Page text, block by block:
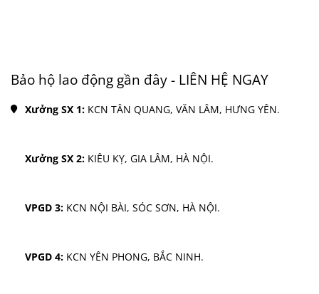
Bảo hộ lao động gần đây - LIÊN HỆ NGAY
Xưởng SX 1: KCN TÂN QUANG, VĂN LÂM, HƯNG YÊN.
Xưởng SX 2: KIÊU KỴ, GIA LÂM, HÀ NỘI.
VPGD 3: KCN NỘI BÀI, SÓC SƠN, HÀ NỘI.
VPGD 4: KCN YÊN PHONG, BẮC NINH.